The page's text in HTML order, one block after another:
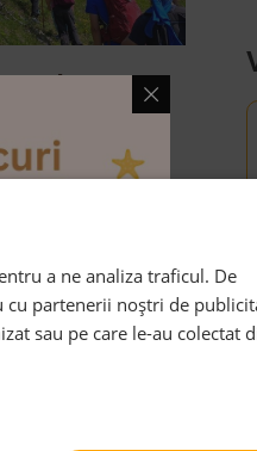
lumea!
MAI MULT
a ne analiza traficul. De
partenerii noștri de
sau pe care le-au colectat